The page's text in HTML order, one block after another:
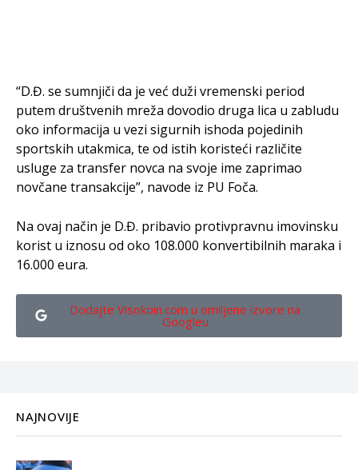
“D.Đ. se sumnjiči da je već duži vremenski period
putem društvenih mreža dovodio druga lica u zabludu
oko informacija u vezi sigurnih ishoda pojedinih
sportskih utakmica, te od istih koristeći različite
usluge za transfer novca na svoje ime zaprimao
novčane transakcije”, navode iz PU Foča.
Na ovaj način je D.Đ. pribavio protivpravnu imovinsku
korist u iznosu od oko 108.000 konvertibilnih maraka i
16.000 eura.
Dodajte Visokoin.com u omiljene izvore na
Googleu
NAJNOVIJE